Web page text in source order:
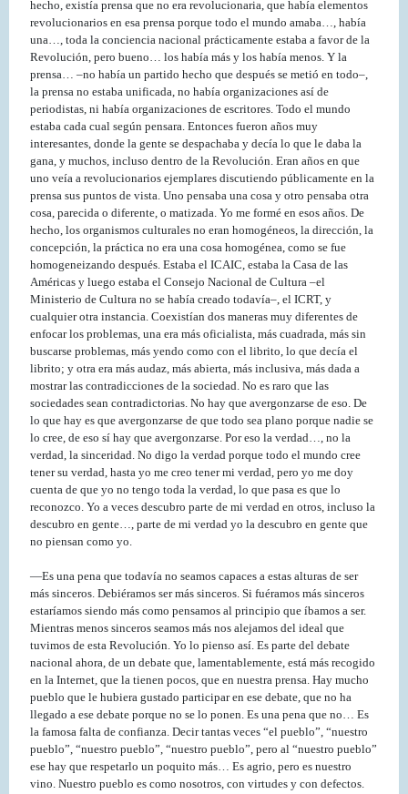
hecho, existía prensa que no era revolucionaria, que había elementos
revolucionarios en esa prensa porque todo el mundo amaba…, había
una…, toda la conciencia nacional prácticamente estaba a favor de la
Revolución, pero bueno… los había más y los había menos. Y la
prensa… –no había un partido hecho que después se metió en todo–,
la prensa no estaba unificada, no había organizaciones así de
periodistas, ni había organizaciones de escritores. Todo el mundo
estaba cada cual según pensara. Entonces fueron años muy
interesantes, donde la gente se despachaba y decía lo que le daba la
gana, y muchos, incluso dentro de la Revolución. Eran años en que
uno veía a revolucionarios ejemplares discutiendo públicamente en la
prensa sus puntos de vista. Uno pensaba una cosa y otro pensaba otra
cosa, parecida o diferente, o matizada. Yo me formé en esos años. De
hecho, los organismos culturales no eran homogéneos, la dirección, la
concepción, la práctica no era una cosa homogénea, como se fue
homogeneizando después. Estaba el ICAIC, estaba la Casa de las
Américas y luego estaba el Consejo Nacional de Cultura –el
Ministerio de Cultura no se había creado todavía–, el ICRT, y
cualquier otra instancia. Coexistían dos maneras muy diferentes de
enfocar los problemas, una era más oficialista, más cuadrada, más sin
buscarse problemas, más yendo como con el librito, lo que decía el
librito; y otra era más audaz, más abierta, más inclusiva, más dada a
mostrar las contradicciones de la sociedad. No es raro que las
sociedades sean contradictorias. No hay que avergonzarse de eso. De
lo que hay es que avergonzarse de que todo sea plano porque nadie se
lo cree, de eso sí hay que avergonzarse. Por eso la verdad…, no la
verdad, la sinceridad. No digo la verdad porque todo el mundo cree
tener su verdad, hasta yo me creo tener mi verdad, pero yo me doy
cuenta de que yo no tengo toda la verdad, lo que pasa es que lo
reconozco. Yo a veces descubro parte de mi verdad en otros, incluso la
descubro en gente…, parte de mi verdad yo la descubro en gente que
no piensan como yo.
—Es una pena que todavía no seamos capaces a estas alturas de ser
más sinceros. Debiéramos ser más sinceros. Si fuéramos más sinceros
estaríamos siendo más como pensamos al principio que íbamos a ser.
Mientras menos sinceros seamos más nos alejamos del ideal que
tuvimos de esta Revolución. Yo lo pienso así. Es parte del debate
nacional ahora, de un debate que, lamentablemente, está más recogido
en la Internet, que la tienen pocos, que en nuestra prensa. Hay mucho
pueblo que le hubiera gustado participar en ese debate, que no ha
llegado a ese debate porque no se lo ponen. Es una pena que no… Es
la famosa falta de confianza. Decir tantas veces “el pueblo”, “nuestro
pueblo”, “nuestro pueblo”, “nuestro pueblo”, pero al “nuestro pueblo”
ese hay que respetarlo un poquito más… Es agrio, pero es nuestro
vino. Nuestro pueblo es como nosotros, con virtudes y con defectos.